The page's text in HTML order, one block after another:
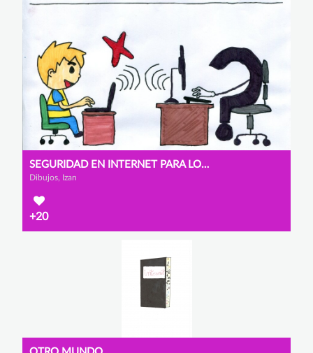
SEGURIDAD EN INTERNET PARA LOS NIÑOS
Dibujos, Izan
+20